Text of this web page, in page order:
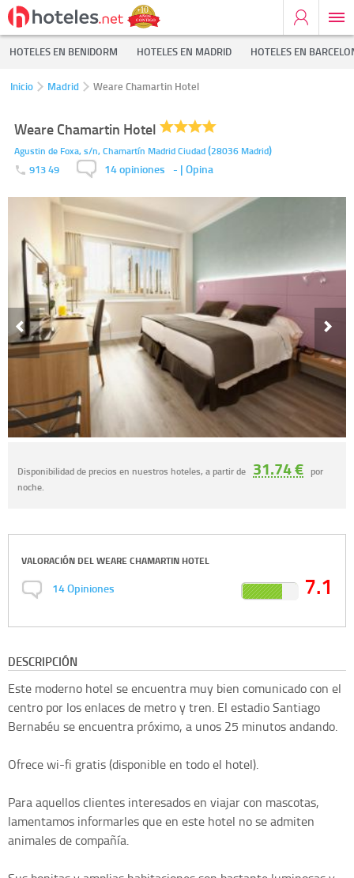
HOTELES EN BENIDORM HOTELES EN MADRID HOTELES EN
Inicio Madrid Weare Chamartin Hotel
Weare Chamartin Hotel
Agustin de Foxa, s/n, Chamartín Madrid Ciudad(28036 Madrid)
913 49 14 opiniones - | Opina
Disponibilidad de precios en nuestros hoteles, a partir de 31.74 € por
noche.
VALORACIÓN DELWEARE CHAMARTIN HOTEL
14Opiniones 7.1
DESCRIPCIÓN
Este moderno hotel se encuentra muy bien comunicado con el
centro por los enlaces de metro y tren. El estadio Santiago
Bernabéu se encuentra próximo, a unos 25 minutos andando.
Ofrece wi-fi gratis (disponible en todo el hotel).
Para aquellos clientes interesados en viajar con mascotas,
lamentamos informarles que en este hotel no se admiten
animales de compañía.